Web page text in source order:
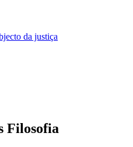
da justiça
Filosofia